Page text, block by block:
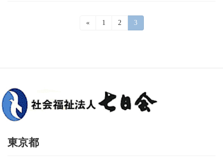
ー
ジ
送
り
«
固
1
固
2
固
定
3
東京都